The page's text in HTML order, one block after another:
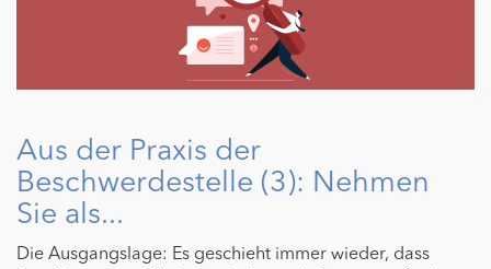
Aus der Praxis der
Beschwerdestelle (3): Nehmen
Sie als...
Die Ausgangslage: Es geschieht immer wieder, dass